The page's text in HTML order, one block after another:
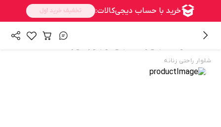
شلوار راحتی زنانه